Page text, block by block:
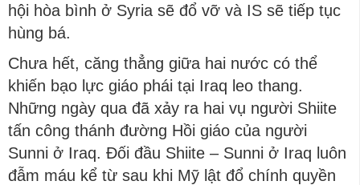
hội hòa bình ở Syria sẽ đổ vỡ và IS sẽ tiếp tục
hùng bá.
Chưa hết, căng thẳng giữa hai nước có thể
khiến bạo lực giáo phái tại Iraq leo thang.
Những ngày qua đã xảy ra hai vụ người Shiite
tấn công thánh đường Hồi giáo của người
Sunni ở Iraq. Đối đầu Shiite – Sunni ở Iraq luôn
đẫm máu kể từ sau khi Mỹ lật đổ chính quyền